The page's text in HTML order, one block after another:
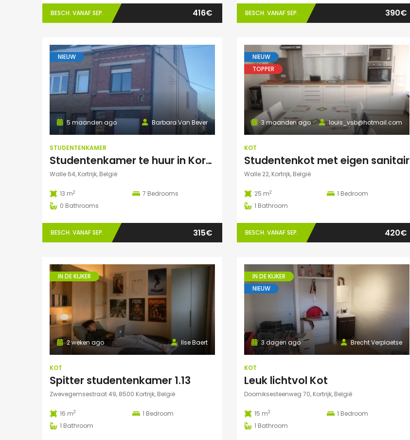
BESCH. VANAF SEP. 416€ BESCH. VANAF SEP. 390€
NIEUW
Barbara Van Bever
5 maanden ago
STUDENTENKAMER
Studentenkamer te huur in Kortrijk
Walle 64, Kortrijk, België
13 m2 7 Bedrooms
0 Bathrooms
BESCH. VANAF SEP. 315€
NIEUW
TOPPER
louis_vsb@hotmail.com
3 maanden ago
KOT
Studentenkot met eigen sanitair
Walle 22, Kortrijk, België
25 m2 1 Bedroom
1 Bathroom
BESCH. VANAF SEP. 420€
IN DE KIJKER
Ilse Baert
2 weken ago
KOT
Spitter studentenkamer 1.13
Zwevegemsestraat 49, 8500 Kortrijk, België
16 m2 1 Bedroom
1 Bathroom
IN DE KIJKER
NIEUW
Brecht Verplaetse
3 dagen ago
KOT
Leuk lichtvol Kot
Doorniksesteenweg 70, Kortrijk, België
15 m2 1 Bedroom
1 Bathroom